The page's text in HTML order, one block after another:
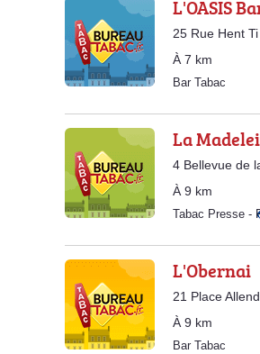
L'OASIS
25 Rue Hent
À 7 km
Bar Tabac
La
4 Bellevue de
À 9 km
Tabac Presse -
L'Obernai
21 Place
À 9 km
Bar Tabac